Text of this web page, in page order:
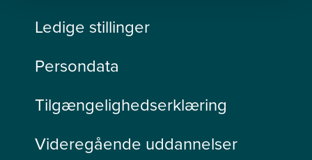
Ledige stillinger
Persondata
Tilgængelighedserklæring
Videregående uddannelser